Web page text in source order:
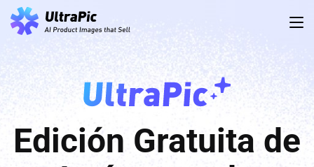
Edición Gratuita de